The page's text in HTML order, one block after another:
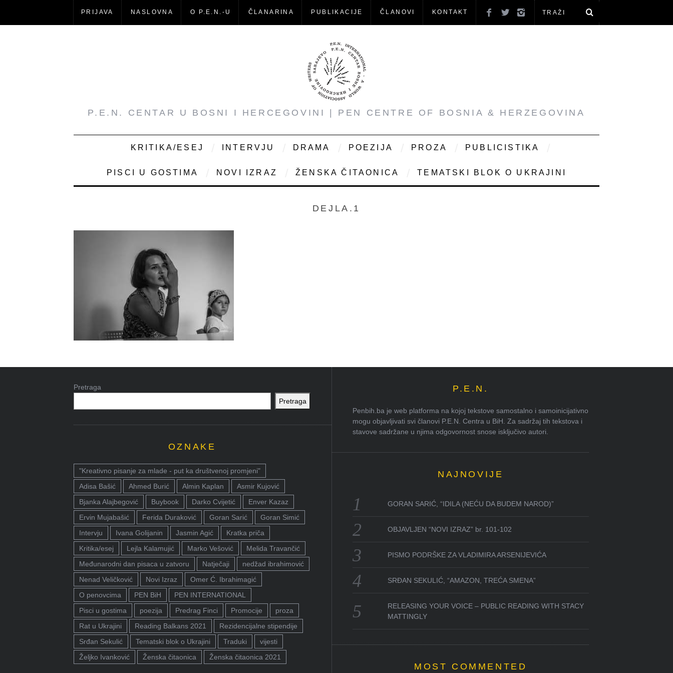
PRIJAVA NASLOVNA O P.E.N.-U ČLANARINA PUBLIKACIJE ČLANOVI KONTAKT
P.E.N. CENTAR U BOSNI I HERCEGOVINI | PEN CENTRE OF BOSNIA & HERZEGOVINA
KRITIKA/ESEJ INTERVJU DRAMA POEZIJA PROZA PUBLICISTIKA
PISCI U GOSTIMA NOVI IZRAZ ŽENSKA ČITAONICA TEMATSKI BLOK O UKRAJINI
DEJLA.1
Pretraga
Pretraga
OZNAKE
"Kreativno pisanje za mlade - put ka društvenoj promjeni"
Adisa Bašić
Ahmed Burić Almin Kaplan
Asmir Kujović
Bjanka Alajbegović
Buybook Darko Cvijetić
Enver Kazaz
Ervin Mujabašić
Ferida Duraković Goran Sarić
Goran Simić
Intervju
Ivana Golijanin Jasmin Agić
Kratka priča
Kritika/esej
Lejla Kalamujić Marko Vešović
Melida Travančić
Međunarodni dan pisaca u zatvoru
Natječaji
nedžad ibrahimović
Nenad Veličković
Novi Izraz
Omer Ć. Ibrahimagić
O penovcima
PEN BiH
PEN INTERNATIONAL
Pisci u gostima
poezija Predrag Finci Promocije
proza
Rat u Ukrajini
Reading Balkans 2021
Rezidencijalne stipendije
Srđan Sekulić
Tematski blok o Ukrajini Traduki
vijesti
Željko Ivanković
Ženska čitaonica Ženska čitaonica 2021
P.E.N.
Penbih.ba je web platforma na kojoj tekstove samostalno i samoinicijativno
mogu objavljivati svi članovi P.E.N. Centra u BiH. Za sadržaj tih tekstova i
stavove sadržane u njima odgovornost snose isključivo autori.
NAJNOVIJE
GORAN SARIĆ, “IDILA (NEĆU DA BUDEM NAROD)”
OBJAVLJEN “NOVI IZRAZ” br. 101-102
PISMO PODRŠKE ZA VLADIMIRA ARSENIJEVIĆA
SRĐAN SEKULIĆ, “AMAZON, TREĆA SMENA”
RELEASING YOUR VOICE – PUBLIC READING WITH STACY
MATTINGLY
MOST COMMENTED